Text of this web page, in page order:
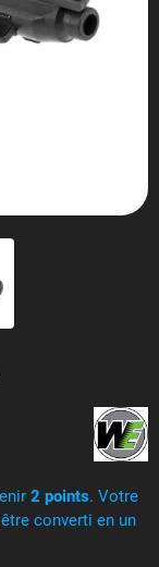
2 points. Votre
converti en un